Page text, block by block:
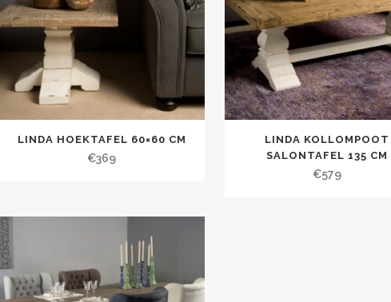
LINDA HOEKTAFEL 60×60 CM
€369
LINDA KOLLOMPOOT
SALONTAFEL 135 CM
€579